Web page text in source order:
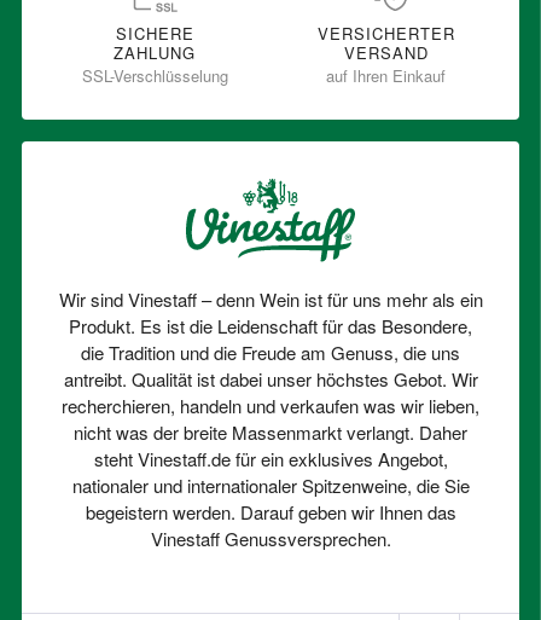
SICHERE
ZAHLUNG
SSL-Verschlüsselung
VERSICHERTER
VERSAND
auf Ihren Einkauf
Wir sind Vinestaff – denn Wein ist für uns mehr als ein
Produkt. Es ist die Leidenschaft für das Besondere,
die Tradition und die Freude am Genuss, die uns
antreibt. Qualität ist dabei unser höchstes Gebot. Wir
recherchieren, handeln und verkaufen was wir lieben,
nicht was der breite Massenmarkt verlangt. Daher
steht Vinestaff.de für ein exklusives Angebot,
nationaler und internationaler Spitzenweine, die Sie
begeistern werden. Darauf geben wir Ihnen das
Vinestaff Genussversprechen.